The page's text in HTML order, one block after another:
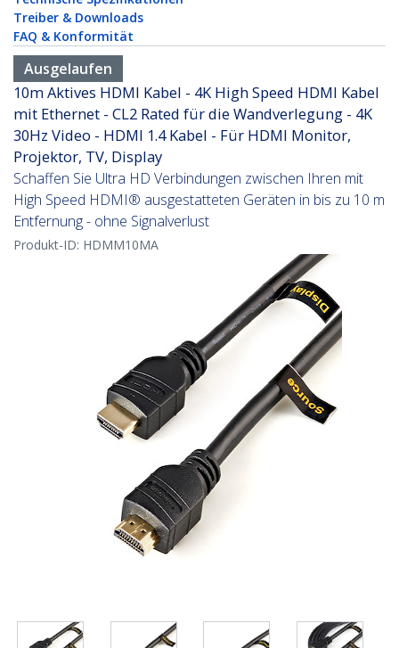
Treiber & Downloads
FAQ & Konformität
Ausgelaufen
10m Aktives HDMI Kabel - 4K High Speed HDMI Kabel
mit Ethernet - CL2 Rated für die Wandverlegung - 4K
30Hz Video - HDMI 1.4 Kabel - Für HDMI Monitor,
Projektor, TV, Display
Schaffen Sie Ultra HD Verbindungen zwischen Ihren mit
High Speed HDMI® ausgestatteten Geräten in bis zu 10 m
Entfernung - ohne Signalverlust
Produkt-ID: HDMM10MA